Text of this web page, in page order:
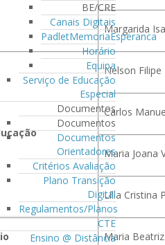
BE/CRE
Canais Digitais
PadletMemoriaEsperanca
Horário
Equipa
Serviço de Educação
Especial
Documentos
Documentos
Documentos
Orientadores
Critérios Avaliação
Plano Transição
Digital
Regulamentos/Planos
CTE
Ensino @ Distância
Margarida
Nelson Filipe
Carlos
Maria Joana
Lília Cristina
Maria